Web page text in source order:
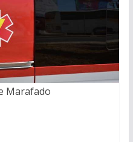
Marafado